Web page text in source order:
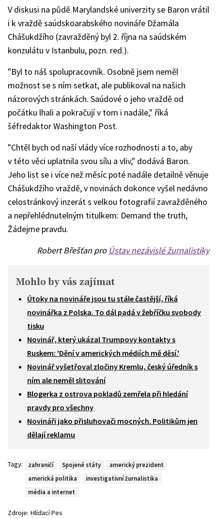
V diskusi na půdě Marylandské univerzity se Baron vrátil
i k vraždě saúdskoarabského novináře Džamála
Chášukdžího (zavražděný byl 2. října na saúdském
konzulátu v Istanbulu, pozn. red.).
"Byl to náš spolupracovník. Osobně jsem neměl
možnost se s ním setkat, ale publikoval na našich
názorových stránkách. Saúdové o jeho vraždě od
počátku lhali a pokračují v tom i nadále," říká
šéfredaktor Washington Post.
"Chtěl bych od naší vlády více rozhodnosti a to, aby
v této věci uplatnila svou sílu a vliv," dodává Baron.
Jeho list se i více než měsíc poté nadále detailně věnuje
Chášukdžího vraždě, v novinách dokonce vyšel nedávno
celostránkový inzerát s velkou fotografií zavražděného
a nepřehlédnutelným titulkem: Demand the truth,
Žádejme pravdu.
Robert Břešťan pro Ústav nezávislé žurnalistiky
Mohlo by vás zajímat
Útoky na novináře jsou tu stále častější, říká
novinářka z Polska. To dál padá v žebříčku svobody
tisku
Novinář, který ukázal Trumpovy kontakty s
Ruskem: 'Dění v amerických médiích mě děsí.'
Novinář vyšetřoval zločiny Kremlu, český úředník s
ním ale neměl slitování
Blogerka z ostrova pokladů zemřela při hledání
pravdy pro všechny
Novináři jako přisluhovači mocných. Politikům jen
dělají reklamu
Tagy: zahraničí Spojené státy
americký prezident
americká politika
investigativní žurnalistika
média a internet
Zdroje: Hlídací Pes